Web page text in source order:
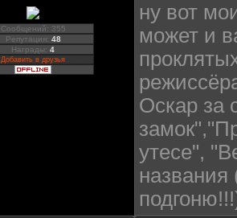
Сообщений: 355
Репутация: 48
Награды:4
Добавить в друзья
ну вот
может и
Оскар за
утесе",